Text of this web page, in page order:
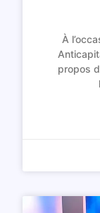
À
propos